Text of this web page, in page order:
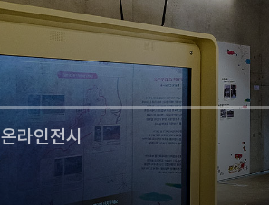
온라인전시